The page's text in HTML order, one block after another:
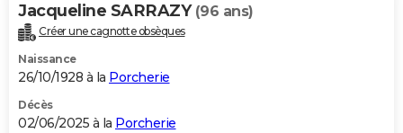
Jacqueline SARRAZY (96 ans)
Créer une cagnotte obsèques
Naissance
26/10/1928 à la Porcherie
Décès
02/06/2025 à la Porcherie